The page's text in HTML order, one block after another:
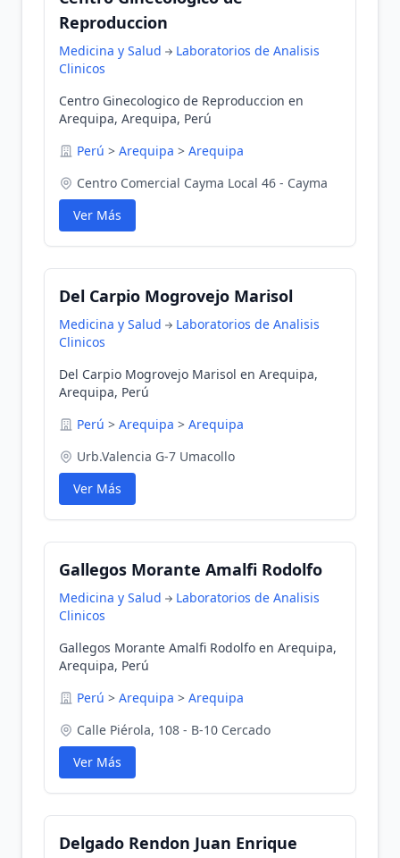
Reproduccion
Medicina y Salud
Laboratorios de Analisis
Clinicos
Centro Ginecologico de Reproduccion en
Arequipa, Arequipa, Perú
Perú > Arequipa > Arequipa
Centro Comercial Cayma Local 46 - Cayma
Ver Más
Del Carpio Mogrovejo Marisol
Medicina y Salud
Laboratorios de Analisis
Clinicos
Del Carpio Mogrovejo Marisol en Arequipa,
Arequipa, Perú
Perú > Arequipa > Arequipa
Urb.Valencia G-7 Umacollo
Ver Más
Gallegos Morante Amalfi Rodolfo
Medicina y Salud
Laboratorios de Analisis
Clinicos
Gallegos Morante Amalfi Rodolfo en Arequipa,
Arequipa, Perú
Perú > Arequipa > Arequipa
Calle Piérola, 108 - B-10 Cercado
Ver Más
Delgado Rendon Juan Enrique